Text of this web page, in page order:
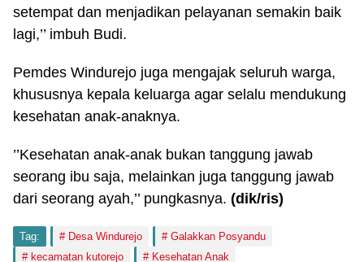
setempat dan menjadikan pelayanan semakin baik
lagi,’’ imbuh Budi.
Pemdes Windurejo juga mengajak seluruh warga,
khususnya kepala keluarga agar selalu mendukung
kesehatan anak-anaknya.
’’Kesehatan anak-anak bukan tanggung jawab
seorang ibu saja, melainkan juga tanggung jawab
dari seorang ayah,’’ pungkasnya. (dik/ris)
Tag: Desa Windurejo
Galakkan Posyandu
kecamatan kutorejo
Kesehatan Anak